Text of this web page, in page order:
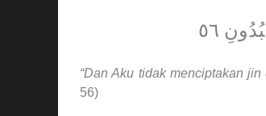
٥٦
“Dan Aku tidak menciptakan
56)